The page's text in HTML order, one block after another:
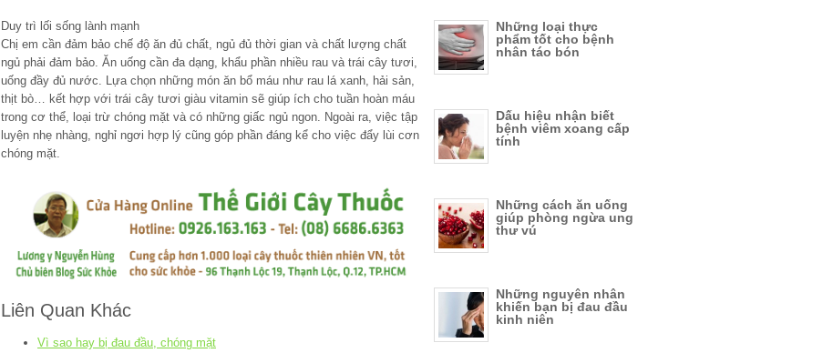
Duy trì lối sống lành mạnh
Chị em cần đảm bảo chế độ ăn đủ chất, ngủ đủ thời gian và chất lượng chất
ngủ phải đảm bảo. Ăn uống cần đa dạng, khẩu phần nhiều rau và trái cây tươi,
uống đầy đủ nước. Lựa chọn những món ăn bổ máu như rau lá xanh, hải sản,
thịt bò… kết hợp với trái cây tươi giàu vitamin sẽ giúp ích cho tuần hoàn máu
trong cơ thể, loại trừ chóng mặt và có những giấc ngủ ngon. Ngoài ra, việc tập
luyện nhẹ nhàng, nghỉ ngơi hợp lý cũng góp phần đáng kể cho việc đẩy lùi cơn
chóng mặt.
Liên Quan Khác
Vì sao hay bị đau đầu, chóng mặt
Những loại thực
phẩm tốt cho bệnh
nhân táo bón
Dấu hiệu nhận biết
bệnh viêm xoang cấp
tính
Những cách ăn uống
giúp phòng ngừa ung
thư vú
Những nguyên nhân
khiến bạn bị đau đầu
kinh niên